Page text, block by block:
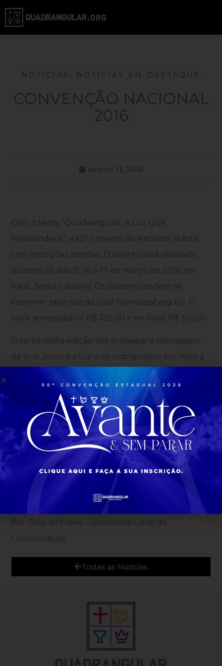
NOTÍCIAS , NOTÍCIAS EM DESTAQUE
CONVENÇÃO NACIONAL
2016
janeiro 13, 2016
Com o tema “Quadrangular, a Luz Que
Resplandece”, a 65ª Convenção Nacional já está
com inscrições abertas. O evento será realizado
durante os dias 15, 16 e 17 de março de 2016, em
Itajaí, Santa Catarina. Os pastores podem se
inscrever pelo site da Sgaf (www.sgaf.org.br ). O
valor antecipado é R$ 120,00 e no local, R$ 160,00.
O tema desta edição visa propagar a mensagem
de que Jesus é a luz que resplandece em meio à
escuridão. “Assim resplandeça a vossa luz diante
dos homens, para que vejam as vossas boas obras,
e glorifiquem a vosso Pai, que está nos céus” –
Mateus 5.16. Através de uma atitude de coragem,
Aimee Semple McPherson se tornou a condutora
do Evangelho Quadrangular. Por meio dela,
grandes homens e mulheres foram levantados
por Deus para dar continuidade à propagação das
Por: Raquel Freire – Secretaria Geral de
Comunicação
Todas as Noticias